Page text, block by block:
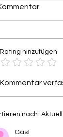
URBANES YOGA RETREAT in
Rating hinzufügen
Kommentar
nach: Aktuell
Gast